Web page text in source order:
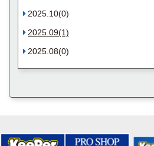
2025.10(0)
2025.09(1)
2025.08(0)